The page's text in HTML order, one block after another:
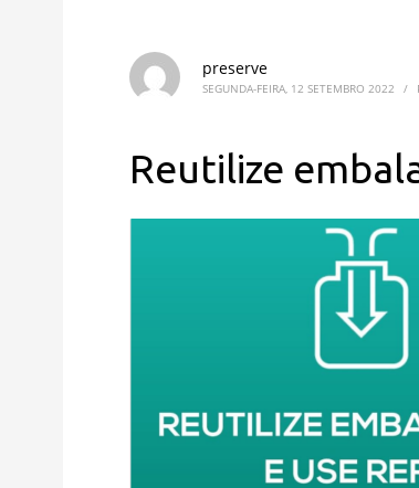
preserve
SEGUNDA-FEIRA, 12 SETEMBRO 2022 /
Reutilize